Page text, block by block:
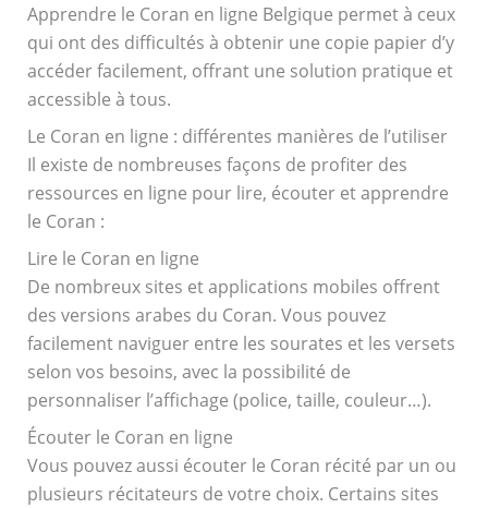
Apprendre le Coran en ligne Belgique permet à ceux
qui ont des difficultés à obtenir une copie papier d’y
accéder facilement, offrant une solution pratique et
accessible à tous.
Le Coran en ligne : différentes manières de l’utiliser
Il existe de nombreuses façons de profiter des
ressources en ligne pour lire, écouter et apprendre
le Coran :
Lire le Coran en ligne
De nombreux sites et applications mobiles offrent
des versions arabes du Coran. Vous pouvez
facilement naviguer entre les sourates et les versets
selon vos besoins, avec la possibilité de
personnaliser l’affichage (police, taille, couleur…).
Écouter le Coran en ligne
Vous pouvez aussi écouter le Coran récité par un ou
plusieurs récitateurs de votre choix. Certains sites